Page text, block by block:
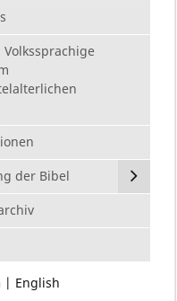
Volkssprachige
der Bibel
English